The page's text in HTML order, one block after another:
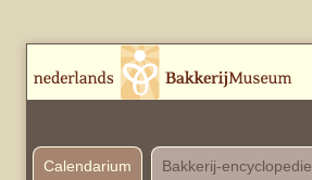
Calendarium Bakkerij-encyclopedie